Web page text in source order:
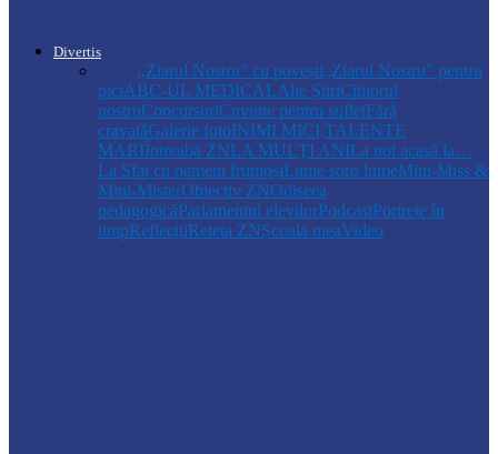
Divertis
,,Ziarul Nostru” cu povești„Ziarul Nostru” pentru
piciABC-UL MEDICALAlte ȘtiriCititorul
nostruConcursuriCuvinte pentru sufletFără
cravatăGalerie fotoINIMI MICI,TALENTE
MARIÎntreabă ZNLA MULŢI ANILa noi acasă la…
La Sfat cu oameni frumoșiLume soro lumeMini-Miss &
Mini-MisterObiectiv ZNOdiseea
pedagogicăParlamentul elevilorPodcastPortrete în
timpReflecțiiReteta ZNȘcoala meaVideo